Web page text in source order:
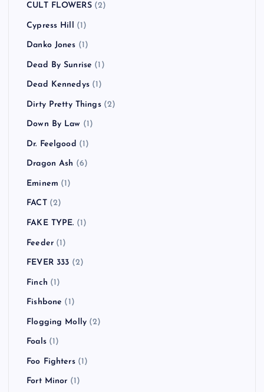
CULT FLOWERS(2)
Cypress Hill (1)
Danko Jones (1)
Dead By Sunrise (1)
Dead Kennedys(1)
Dirty Pretty Things(2)
Down By Law (1)
Dr. Feelgood (1)
Dragon Ash (6)
Eminem (1)
FACT(2)
FAKE TYPE. (1)
Feeder(1)
FEVER 333 (2)
Finch (1)
Fishbone (1)
Flogging Molly (2)
Foals(1)
Foo Fighters(1)
Fort Minor (1)